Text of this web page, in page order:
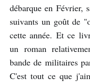
débarque en Février,
suivants un goût de
cette année. Et ce
un roman
bande de militaires
C'est tout ce que